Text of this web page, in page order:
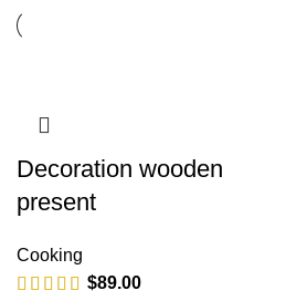
Decoration wooden
present
Cooking
$89.00